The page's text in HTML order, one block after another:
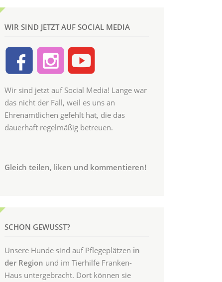
WIR SIND JETZT AUF SOCIAL MEDIA
Wir sind jetzt auf Social Media! Lange war
das nicht der Fall, weil es uns an
Ehrenamtlichen gefehlt hat, die das
dauerhaft regelmäßig betreuen.
Gleich teilen, liken und kommentieren!
SCHON GEWUSST?
Unsere Hunde sind auf Pflegeplätzen in
der Region und im Tierhilfe Franken-
Haus untergebracht. Dort können sie